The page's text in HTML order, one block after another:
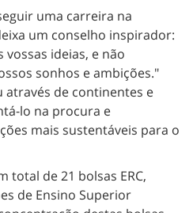
uma carreira na
um conselho inspirador:
vossas ideias, e não
sonhos e ambições."
através de continentes e
lo na procura e
mais sustentáveis para o
total de 21 bolsas ERC,
de Ensino Superior